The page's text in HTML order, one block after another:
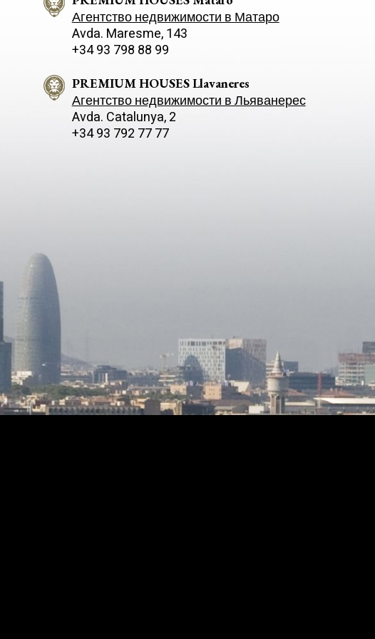
Агентство недвижимости в Матаро
Avda. Maresme, 143
+34 93 798 88 99
PREMIUM HOUSES Llavaneres
Агентство недвижимости в Льяванерес
Avda. Catalunya, 2
+34 93 792 77 77